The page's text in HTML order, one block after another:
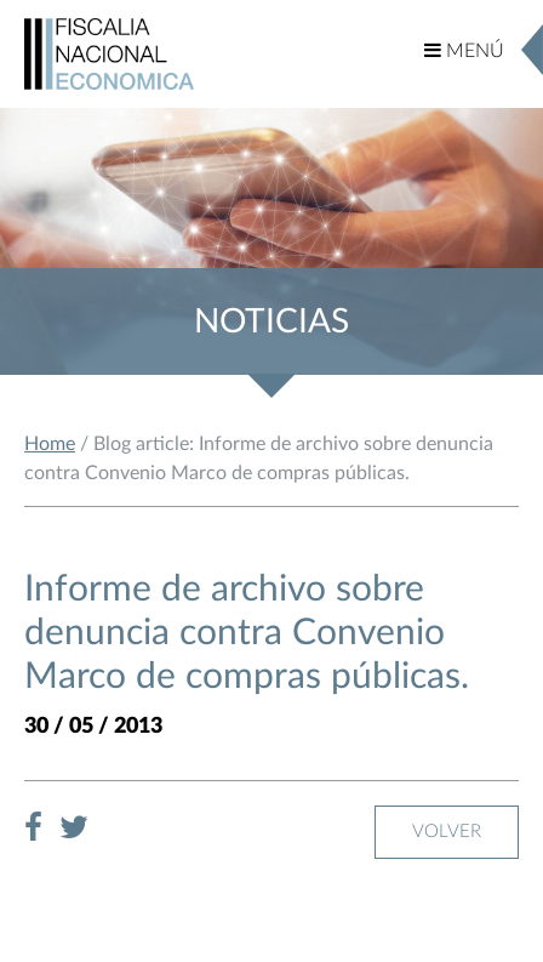
MENÚ
MENÚ
NOTICIAS
Home / Blog article: Informe de archivo sobre denuncia
contra Convenio Marco de compras públicas.
Informe de archivo sobre
denuncia contra Convenio
Marco de compras públicas.
30 / 05 / 2013
VOLVER